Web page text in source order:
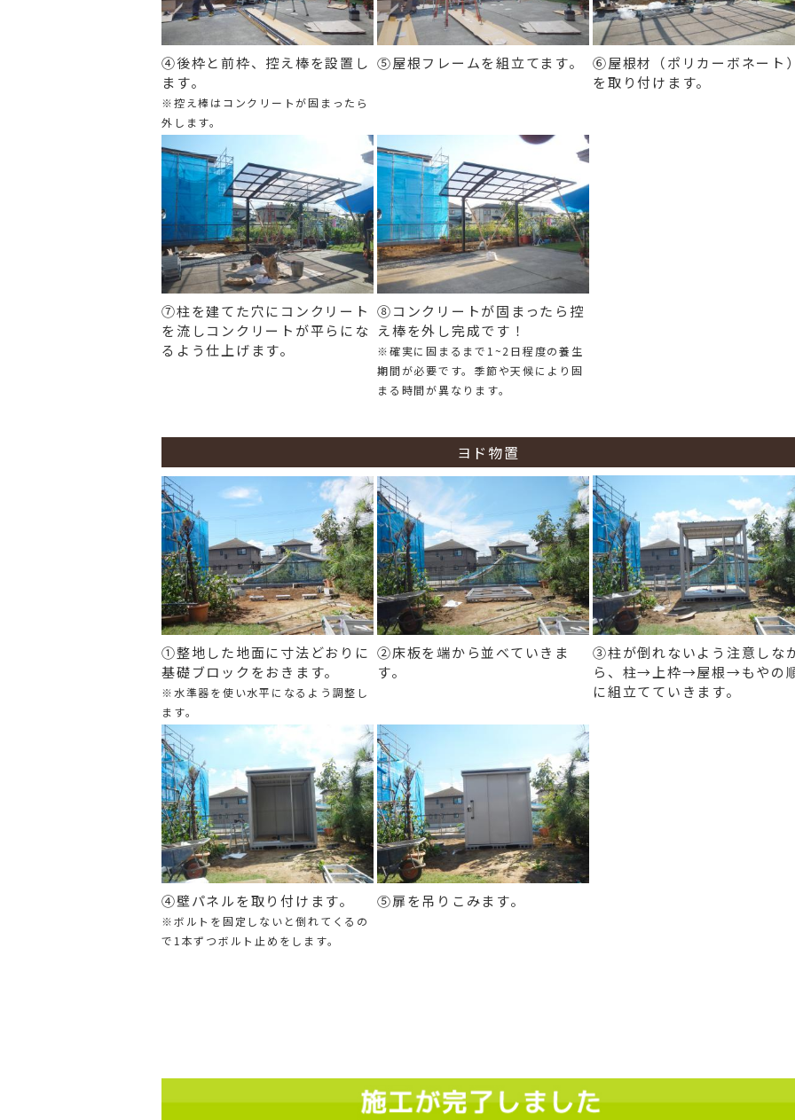
④後枠と前枠、控え棒を設置し
ます。
※控え棒はコンクリートが固まったら
外します。
⑤屋根フレームを組立てます。
⑥屋根材（ポリカーボネート
を取り付けます。
⑦柱を建てた穴にコンクリート
を流しコンクリートが平らにな
るよう仕上げます。
⑧コンクリートが固まったら控
え棒を外し完成です！
※確実に固まるまで1~2日程度の養生
期間が必要です。季節や天候により固
まる時間が異なります。
ヨド物置
①整地した地面に寸法どおりに
基礎ブロックをおきます。
※水準器を使い水平になるよう調整し
ます。
②床板を端から並べていきま
す。
③柱が倒れないよう注意しな
ら、柱→上枠→屋根→もやの
に組立てていきます。
④壁パネルを取り付けます。
※ボルトを固定しないと倒れてくるの
で1本ずつボルト止めをします。
⑤扉を吊りこみます。